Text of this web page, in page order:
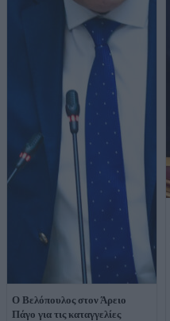
Ο Βελόπουλος στον Άρειο
Πάγο για τις καταγγελίες